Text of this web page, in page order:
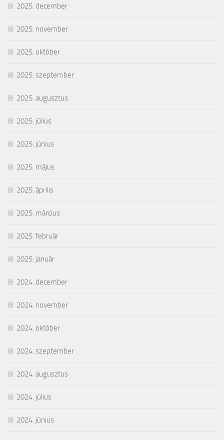
2025. december
2025. november
2025. október
2025. szeptember
2025. augusztus
2025. július
2025. június
2025. május
2025. április
2025. március
2025. február
2025. január
2024. december
2024. november
2024. október
2024. szeptember
2024. augusztus
2024. július
2024. június